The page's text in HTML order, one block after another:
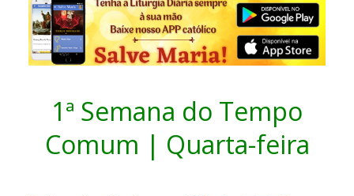
AS MELHORES MÚSICAS CATÓLICAS
BRINDES
1ª Semana do Tempo
Comum | Quarta-feira